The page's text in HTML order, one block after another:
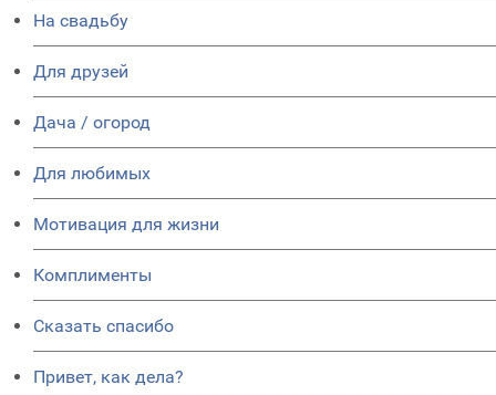
На свадьбу
Для друзей
Дача / огород
Для любимых
Мотивация для жизни
Комплименты
Сказать спасибо
Привет, как дела?